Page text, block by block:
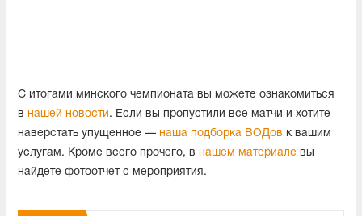
С итогами минского чемпионата вы можете ознакомиться
в нашей новости. Если вы пропустили все матчи и хотите
наверстать упущенное — наша подборка ВОДов к вашим
услугам. Кроме всего прочего, в нашем материале вы
найдете фотоотчет с мероприятия.